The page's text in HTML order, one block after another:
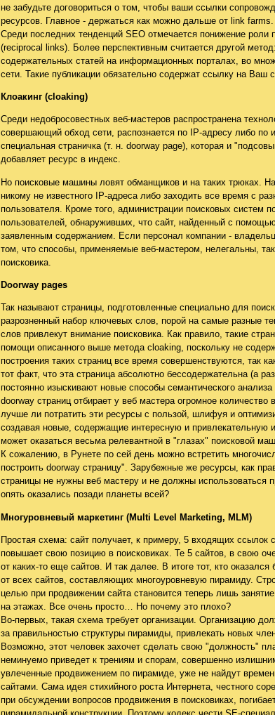
не забудьте договориться о том, чтобы ваши ссылки
ресурсов. Главное - держаться как можно дальше от link farms.
Среди последних тенденций SEO отмечается понижение роли
(reciprocal links). Более перспективным считается другой
содержательных статей на информационных порталах, во
сети. Такие публикации обязательно содержат ссылку на Ваш
Клоакинг (cloaking)
Среди недобросовестных веб-мастеров распространена
совершающий обход сети, распознается по IP-адресу либо по
специальная страничка (т. н. doorway page), которая и
добавляет ресурс в индекс.
Но поисковые машины ловят обманщиков и на таких трюках.
никому не известного IP-адреса либо заходить все время с
пользователя. Кроме того, администрации поисковых систем
пользователей, обнаруживших, что сайт, найденный с
заявленным содержанием. Если персонал компании -
том, что способы, применяемые веб-мастером, нелегальны,
поисковика.
Doorway pages
Так называют страницы, подготовленные специально для
разрозненный набор ключевых слов, порой на самые разные
слов привлекут внимание поисковика. Как правило, такие
помощи описанного выше метода cloaking, поскольку не
построения таких страниц все время совершенствуются, так
тот факт, что эта страница абсолютно бессодержательна (а
постоянно изыскивают новые способы семантического
doorway страниц отбирает у веб мастера огромное
лучше ли потратить эти ресурсы с пользой, шлифуя и
создавая новые, содержащие интересную и привлекательную
может оказаться весьма релевантной в "глазах" поисковой
К сожалению, в Рунете по сей день можно встретить
построить doorway страницу". Зарубежные же ресурсы, как
страницы не нужны веб мастеру и не должны использоваться
опять оказались позади планеты всей?
Многуровневый маркетинг (Multi Level Marketing, MLM)
Простая схема: сайт получает, к примеру, 5 входящих ссылок
повышает свою позицию в поисковиках. Те 5 сайтов, в свою
от каких-то еще сайтов. И так далее. В итоге тот, кто
от всех сайтов, составляющих многоуровневую пирамиду.
целью при продвижении сайта становится теперь лишь
на этажах. Все очень просто… Но почему это плохо?
Во-первых, такая схема требует организации. Организацию
за правильностью структуры пирамиды, привлекать новых
Возможно, этот человек захочет сделать свою "должность"
неминуемо приведет к трениям и спорам, совершенно
увлеченные продвижением по пирамиде, уже не найдут
сайтами. Сама идея стихийного роста Интернета, честного
при обсуждении вопросов продвижения в поисковиках,